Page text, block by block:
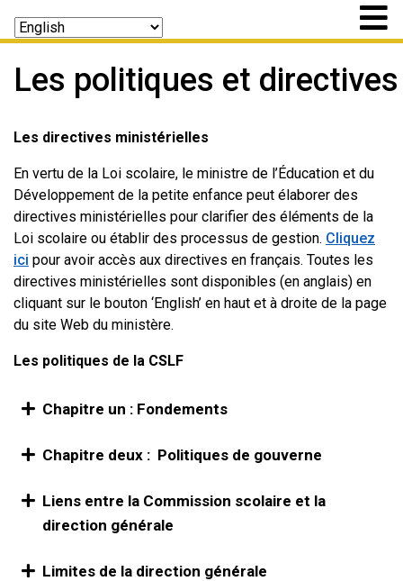
Les politiques et directives
Les directives ministérielles
En vertu de la Loi scolaire, le ministre de l’Éducation et du
Développement de la petite enfance peut élaborer des
directives ministérielles pour clarifier des éléments de la
Loi scolaire ou établir des processus de gestion. Cliquez
ici pour avoir accès aux directives en français. Toutes les
directives ministérielles sont disponibles (en anglais) en
cliquant sur le bouton ‘English’ en haut et à droite de la page
du site Web du ministère.
Les politiques de la CSLF
Chapitre un : Fondements
Chapitre deux : Politiques de gouverne
Liens entre la Commission scolaire et la
direction générale
Limites de la direction générale